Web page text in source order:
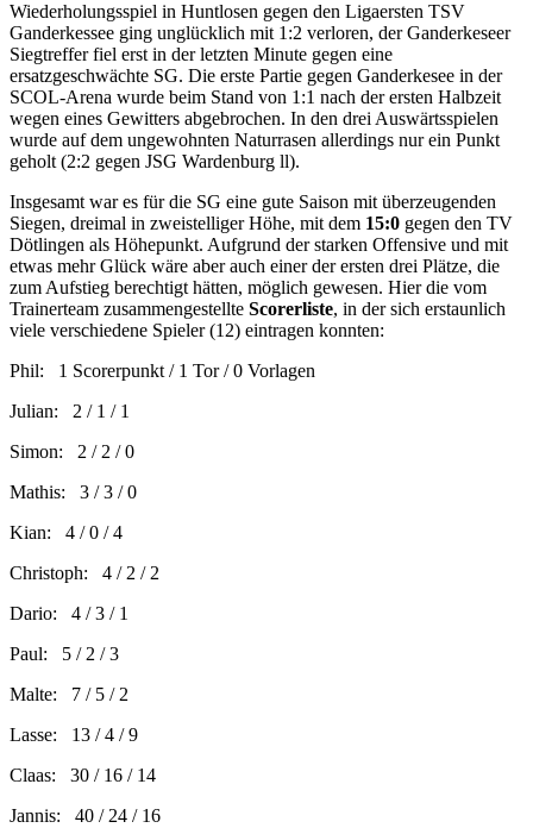
Wiederholungsspiel in Huntlosen gegen den Ligaersten TSV
Ganderkessee ging unglücklich mit 1:2 verloren, der Ganderkeseer
Siegtreffer fiel erst in der letzten Minute gegen eine
ersatzgeschwächte SG. Die erste Partie gegen Ganderkesee in der
SCOL-Arena wurde beim Stand von 1:1 nach der ersten Halbzeit
wegen eines Gewitters abgebrochen. In den drei Auswärtsspielen
wurde auf dem ungewohnten Naturrasen allerdings nur ein Punkt
geholt (2:2 gegen JSG Wardenburg ll).
Insgesamt war es für die SG eine gute Saison mit überzeugenden
Siegen, dreimal in zweistelliger Höhe, mit dem 15:0 gegen den TV
Dötlingen als Höhepunkt. Aufgrund der starken Offensive und mit
etwas mehr Glück wäre aber auch einer der ersten drei Plätze, die
zum Aufstieg berechtigt hätten, möglich gewesen. Hier die vom
Trainerteam zusammengestellte Scorerliste, in der sich erstaunlich
viele verschiedene Spieler (12) eintragen konnten:
Phil: 1 Scorerpunkt / 1 Tor / 0 Vorlagen
Julian: 2 / 1 / 1
Simon: 2 / 2 / 0
Mathis: 3 / 3 / 0
Kian: 4 / 0 / 4
Christoph: 4 / 2 / 2
Dario: 4 / 3 / 1
Paul: 5 / 2 / 3
Malte: 7 / 5 / 2
Lasse: 13 / 4 / 9
Claas: 30 / 16 / 14
Jannis: 40 / 24 / 16